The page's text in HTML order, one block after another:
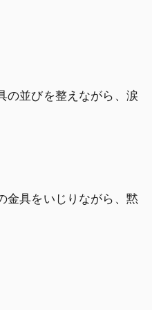
の並びを整えながら、涙
金具をいじりながら、黙